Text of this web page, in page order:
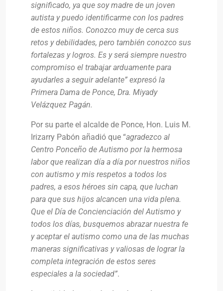
significado, ya que soy madre de un joven
autista y puedo identificarme con los padres
de estos niños. Conozco muy de cerca sus
retos y debilidades, pero también conozco sus
fortalezas y logros. Es y será siempre nuestro
compromiso el trabajar arduamente para
ayudarles a seguir adelante” expresó la
Primera Dama de Ponce, Dra. Miyady
Velázquez Pagán.
Por su parte el alcalde de Ponce, Hon. Luis M.
Irizarry Pabón añadió que “agradezco al
Centro Ponceño de Autismo por la hermosa
labor que realizan día a día por nuestros niños
con autismo y mis respetos a todos los
padres, a esos héroes sin capa, que luchan
para que sus hijos alcancen una vida plena.
Que el Día de Concienciación del Autismo y
todos los días, busquemos abrazar nuestra fe
y aceptar el autismo como una de las muchas
maneras significativas y valiosas de lograr la
completa integración de estos seres
especiales a la sociedad”.